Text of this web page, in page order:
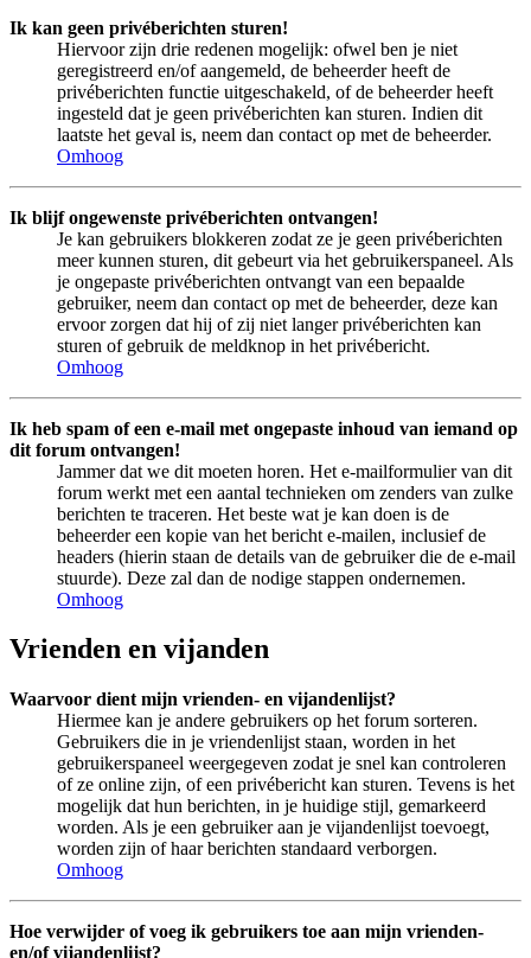
Ik kan geen privéberichten sturen!
Hiervoor zijn drie redenen mogelijk: ofwel ben je niet
geregistreerd en/of aangemeld, de beheerder heeft de
privéberichten functie uitgeschakeld, of de beheerder heeft
ingesteld dat je geen privéberichten kan sturen. Indien dit
laatste het geval is, neem dan contact op met de beheerder.
Omhoog
Ik blijf ongewenste privéberichten ontvangen!
Je kan gebruikers blokkeren zodat ze je geen privéberichten
meer kunnen sturen, dit gebeurt via het gebruikerspaneel. Als
je ongepaste privéberichten ontvangt van een bepaalde
gebruiker, neem dan contact op met de beheerder, deze kan
ervoor zorgen dat hij of zij niet langer privéberichten kan
sturen of gebruik de meldknop in het privébericht.
Omhoog
Ik heb spam of een e-mail met ongepaste inhoud van iemand op
dit forum ontvangen!
Jammer dat we dit moeten horen. Het e-mailformulier van dit
forum werkt met een aantal technieken om zenders van zulke
berichten te traceren. Het beste wat je kan doen is de
beheerder een kopie van het bericht e-mailen, inclusief de
headers (hierin staan de details van de gebruiker die de e-mail
stuurde). Deze zal dan de nodige stappen ondernemen.
Omhoog
Vrienden en vijanden
Waarvoor dient mijn vrienden- en vijandenlijst?
Hiermee kan je andere gebruikers op het forum sorteren.
Gebruikers die in je vriendenlijst staan, worden in het
gebruikerspaneel weergegeven zodat je snel kan controleren
of ze online zijn, of een privébericht kan sturen. Tevens is het
mogelijk dat hun berichten, in je huidige stijl, gemarkeerd
worden. Als je een gebruiker aan je vijandenlijst toevoegt,
worden zijn of haar berichten standaard verborgen.
Omhoog
Hoe verwijder of voeg ik gebruikers toe aan mijn vrienden-
en/of vijandenlijst?